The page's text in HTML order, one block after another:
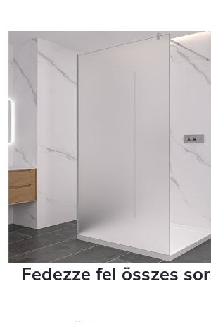
Fedezze fel összes